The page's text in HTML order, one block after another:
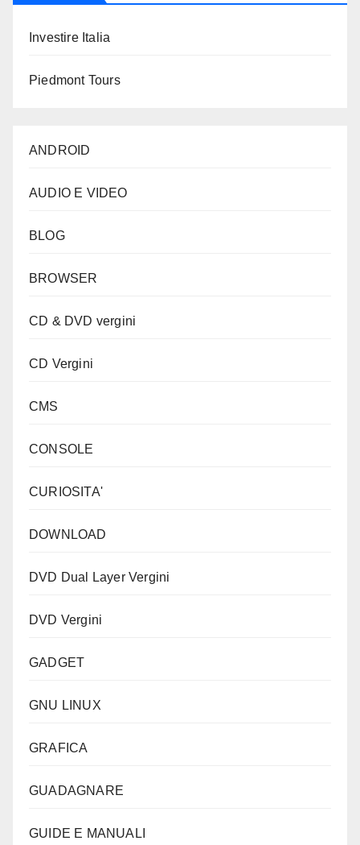
Investire Italia
Piedmont Tours
ANDROID
AUDIO E VIDEO
BLOG
BROWSER
CD & DVD vergini
CD Vergini
CMS
CONSOLE
CURIOSITA'
DOWNLOAD
DVD Dual Layer Vergini
DVD Vergini
GADGET
GNU LINUX
GRAFICA
GUADAGNARE
GUIDE E MANUALI